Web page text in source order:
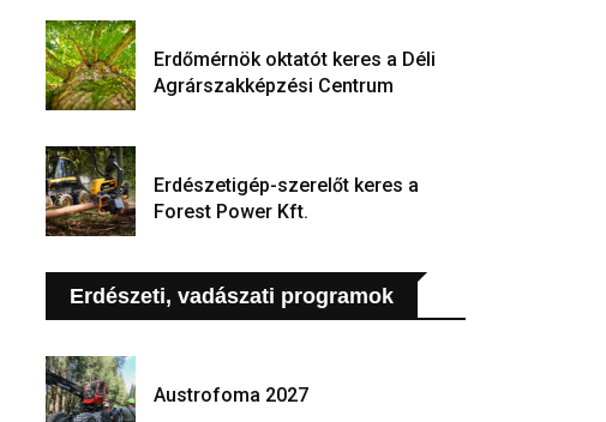
Erdőmérnök oktatót keres a Déli
Agrárszakképzési Centrum
Erdészetigép-szerelőt keres a
Forest Power Kft.
Erdészeti, vadászati programok
Austrofoma 2027